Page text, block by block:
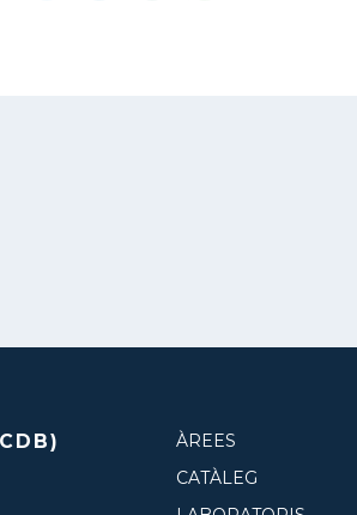
ÀREES
CATÀLEG